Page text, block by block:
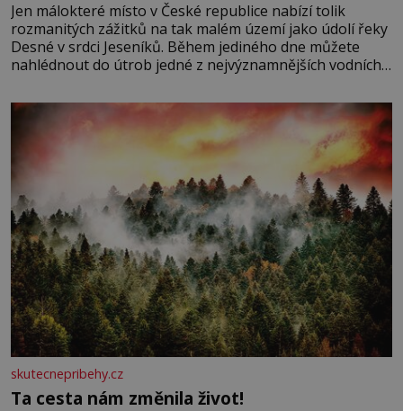
Jen málokteré místo v České republice nabízí tolik
rozmanitých zážitků na tak malém území jako údolí řeky
Desné v srdci Jeseníků. Během jediného dne můžete
nahlédnout do útrob jedné z nejvýznamnějších vodních
se na koloběžce a den zakončit poznáváním památek ve
Velkých Losinách nebo v termálním
skutecnepribehy.cz
Ta cesta nám změnila život!